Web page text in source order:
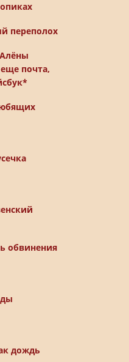
переполох
почта,
обвинения
дождь